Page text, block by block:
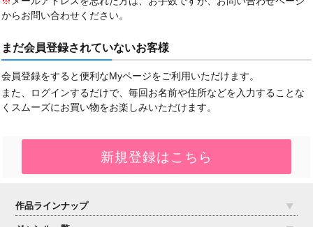
からお問い合わせください。
まだ会員登録されていないお客様
会員登録をすると便利なMyページをご利用いただけます。
また、ログインするだけで、毎回お名前や住所などを入力することな
くスムーズにお買い物をお楽しみいただけます。
作品ラインナップ